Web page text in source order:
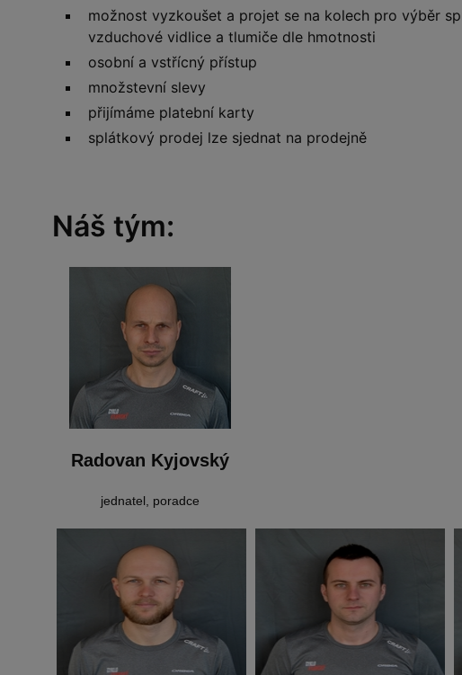
možnost vyzkoušet a projet se na kolech pro výběr
vzduchové vidlice a tlumiče dle hmotnosti
osobní a vstřícný přístup
množstevní slevy
přijímáme platební karty
splátkový prodej lze sjednat na prodejně
Náš tým:
Radovan Kyjovský
jednatel, poradce